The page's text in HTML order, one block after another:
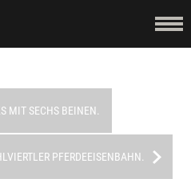
MIT SECHS BEINEN.
PFERDEEISENBAHN.